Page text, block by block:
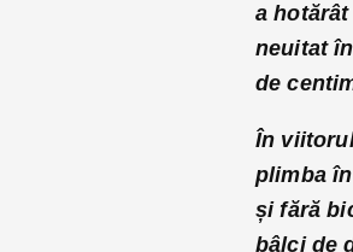
a
neuitat
de
În
plimba
și fără
bâlci de